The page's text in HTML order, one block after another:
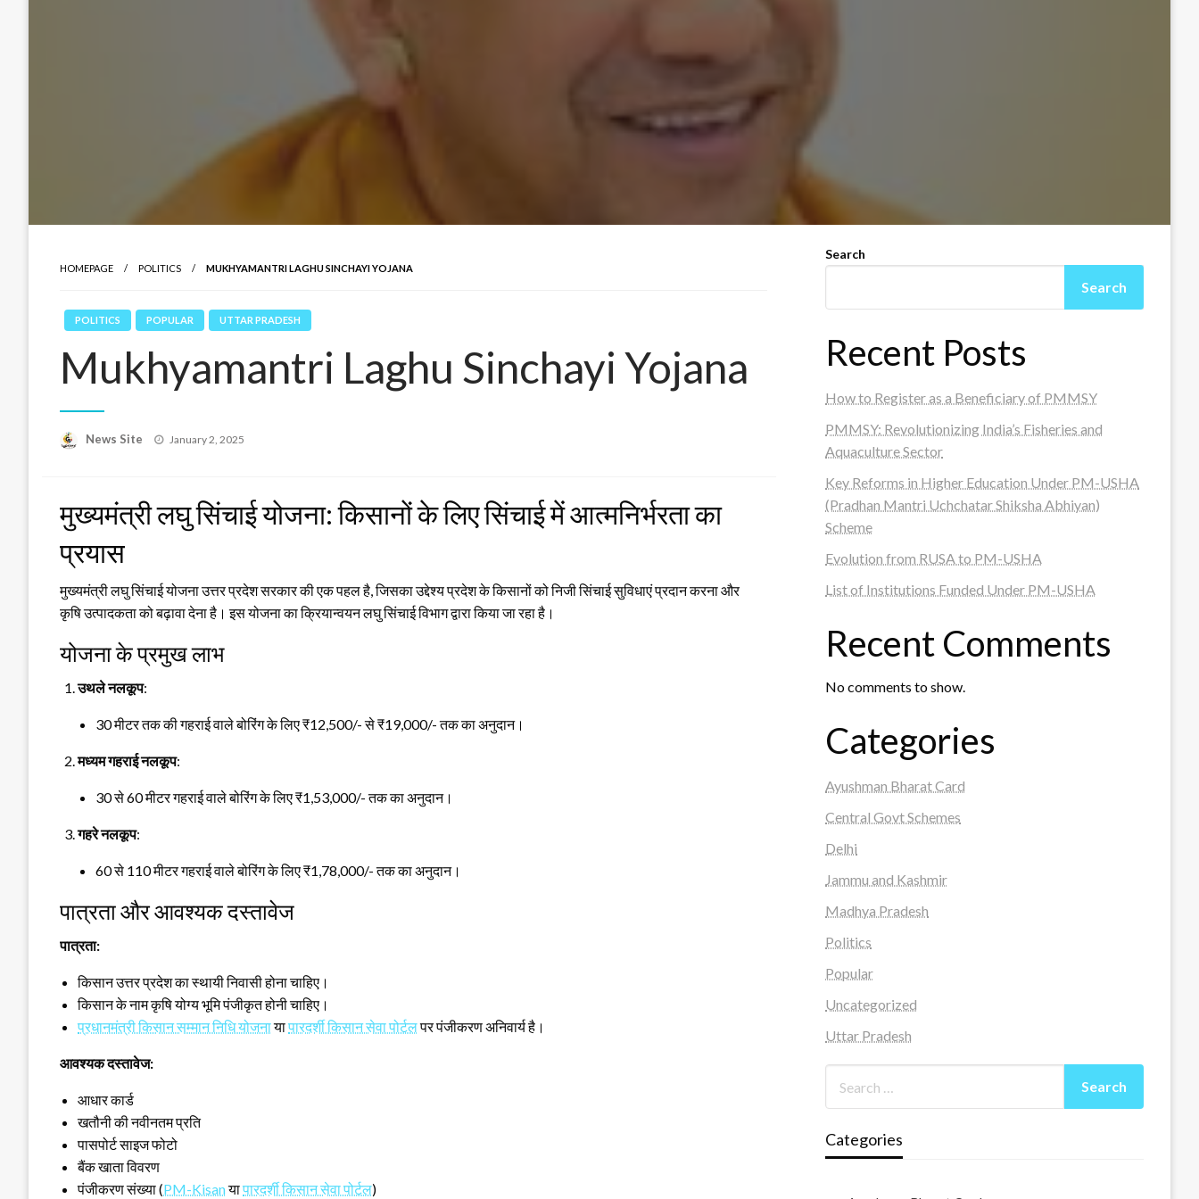
HOMEPAGE POLITICS MUKHYAMANTRI LAGHU SINCHAYI YOJANA
POLITICS POPULAR UTTAR PRADESH
Mukhyamantri Laghu Sinchayi Yojana
News Site
Posted
January 2, 2025
मुख्यमंत्री लघु सिंचाई योजना: किसानों के लिए सिंचाई में आत्मनिर्भरता का
प्रयास
मुख्यमंत्री लघु सिंचाई योजना उत्तर प्रदेश सरकार की एक पहल है, जिसका उद्देश्य प्रदेश के किसानों को निजी सिंचाई सुविधाएं प्रदान करना और
कृषि उत्पादकता को बढ़ावा देना है। इस योजना का क्रियान्वयन लघु सिंचाई विभाग द्वारा किया जा रहा है।
योजना के प्रमुख लाभ
उथले नलकूप:
30 मीटर तक की गहराई वाले बोरिंग के लिए ₹12,500/- से ₹19,000/- तक का अनुदान।
मध्यम गहराई नलकूप:
30 से 60 मीटर गहराई वाले बोरिंग के लिए ₹1,53,000/- तक का अनुदान।
गहरे नलकूप:
60 से 110 मीटर गहराई वाले बोरिंग के लिए ₹1,78,000/- तक का अनुदान।
पात्रता और आवश्यक दस्तावेज
पात्रता:
किसान उत्तर प्रदेश का स्थायी निवासी होना चाहिए।
किसान के नाम कृषि योग्य भूमि पंजीकृत होनी चाहिए।
प्रधानमंत्री किसान सम्मान निधि योजनायापारदर्शी किसान सेवा पोर्टलपर पंजीकरण अनिवार्य है।
आवश्यक दस्तावेज:
आधार कार्ड
खतौनी की नवीनतम प्रति
पासपोर्ट साइज फोटो
बैंक खाता विवरण
पंजीकरण संख्या (PM-Kisanयापारदर्शी किसान सेवा पोर्टल)
Search
Search
Recent Posts
How to Register as a Beneficiary of PMMSY
PMMSY: Revolutionizing India’s Fisheries and
Aquaculture Sector
Key Reforms in Higher Education Under PM-USHA
(Pradhan Mantri Uchchatar Shiksha Abhiyan)
Scheme
Evolution from RUSA to PM-USHA
List of Institutions Funded Under PM-USHA
Recent Comments
No comments to show.
Categories
Ayushman Bharat Card
Central Govt Schemes
Delhi
Jammu and Kashmir
Madhya Pradesh
Politics
Popular
Uncategorized
Uttar Pradesh
Categories